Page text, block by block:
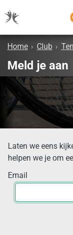
Home › Club ›
Meld je aan
Laten we eens
helpen we je om
Email